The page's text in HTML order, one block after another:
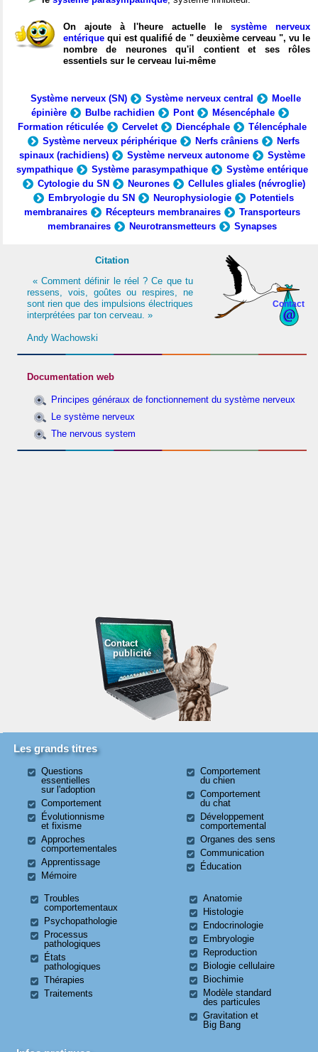
On ajoute à l'heure actuelle le système nerveux
entérique qui est qualifié de " deuxième cerveau ", vu le
nombre de neurones qu'il contient et ses rôles
essentiels sur le cerveau lui-même
Système nerveux (SN) Système nerveux central
Moelle
épinière
Bulbe rachidien Pont
Mésencéphale
Formation réticulée
Cervelet Diencéphale
Télencéphale
Système nerveux périphérique
Nerfs crâniens
Nerfs
spinaux (rachidiens)
Système nerveux autonome
Système
sympathique
Système parasympathique
Système entérique
Cytologie du SN
Neurones
Cellules gliales (névroglie)
Embryologie du SN
Neurophysiologie
Potentiels
membranaires
Récepteurs membranaires
Transporteurs
membranaires
Neurotransmetteurs Synapses
Contact
Citation
« Comment définir le réel ? Ce que tu
ressens, vois, goûtes ou respires, ne
sont rien que des impulsions électriques
interprétées par ton cerveau. »
Andy Wachowski
Documentation web
Principes généraux de fonctionnement du système nerveux
Le système nerveux
The nervous system
Contact
publicité
Les grands titres
Questions
essentielles
sur l'adoption
Comportement
Évolutionnisme
et fixisme
Approches
comportementales
Apprentissage
Mémoire
Comportement
du chien
Comportement
du chat
Développement
comportemental
Organes des sens
Communication
Éducation
Troubles
comportementaux
Psychopathologie
Processus
pathologiques
États
pathologiques
Thérapies
Traitements
Anatomie
Histologie
Endocrinologie
Embryologie
Reproduction
Biologie cellulaire
Biochimie
Modèle standard
des particules
Gravitation et
Big Bang